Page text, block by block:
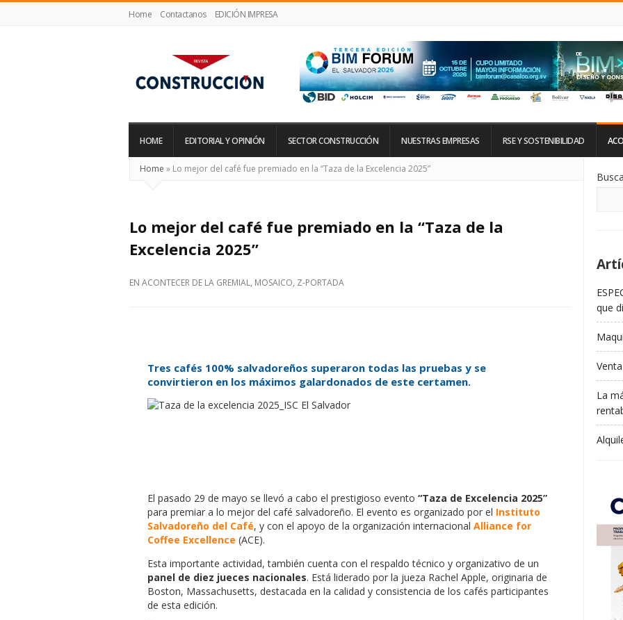
Home Contactanos EDICIÓN IMPRESA
Construcción
HOME EDITORIAL Y OPINIÓN SECTOR CONSTRUCCIÓN NUESTRAS EMPRESAS RSE Y SOSTENIBILIDAD
Home » Lo mejor del café fue premiado en la “Taza de la Excelencia 2025”
Lo mejor del café fue premiado en la “Taza de la
Excelencia 2025”
EN ACONTECER DE LA GREMIAL, MOSAICO, Z-PORTADA
Tres cafés 100% salvadoreños superaron todas las pruebas y se
convirtieron en los máximos galardonados de este certamen.
El pasado 29 de mayo se llevó a cabo el prestigioso evento “Taza de Excelencia 2025”
para premiar a lo mejor del café salvadoreño. El evento es organizado por el Instituto
Salvadoreño del Café, y con el apoyo de la organización internacional Alliance for
Coffee Excellence (ACE).
Esta importante actividad, también cuenta con el respaldo técnico y organizativo de un
panel de diez jueces nacionales. Está liderado por la jueza Rachel Apple, originaria de
Boston, Massachusetts, destacada en la calidad y consistencia de los cafés participantes
de esta edición.
De
La
que
La